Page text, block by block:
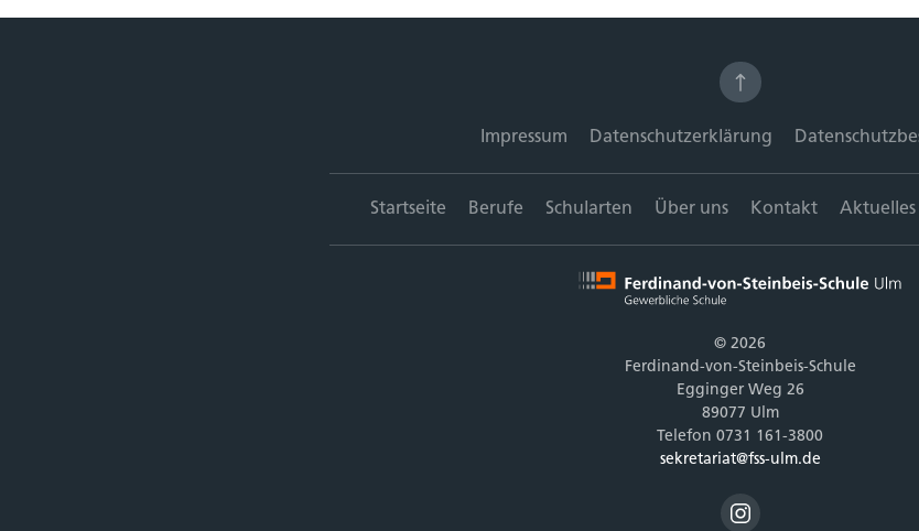
Impressum Datenschutzerklärung
Startseite Berufe Schularten Über uns Kontakt Aktuelles
© 2026
Ferdinand-von-Steinbeis-Schule
Egginger Weg 26
89077 Ulm
Telefon 0731 161-3800
sekretariat@fss-ulm.de